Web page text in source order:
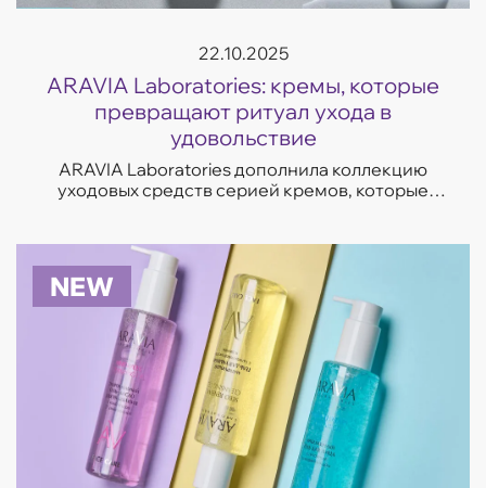
22.10.2025
ARAVIA Laboratories: кремы, которые
превращают ритуал ухода в
удовольствие
ARAVIA Laboratories дополнила коллекцию
уходовых средств серией кремов, которые
с несо...
NEW